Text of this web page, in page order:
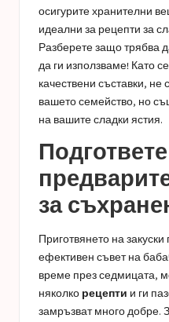
осигурите хранителни
идеални за рецепти за
Разберете защо трябва
да ги използваме! Като
качествени съставки, не
вашето семейство, но
на вашите сладки ястия.
Подгответе
за
Приготвянето на
ефективен съвет на
време през седмицата,
няколко рецепти и ги
замръзват много добре.